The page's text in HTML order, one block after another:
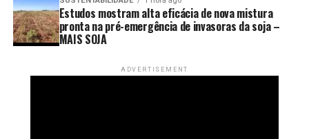
Estudos mostram alta eficácia de nova mistura
pronta na pré-emergência de invasoras da soja –
MAIS SOJA
ADVERTISEMENT